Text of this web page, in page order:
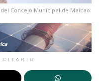
Concejo Municipal de Maicao.